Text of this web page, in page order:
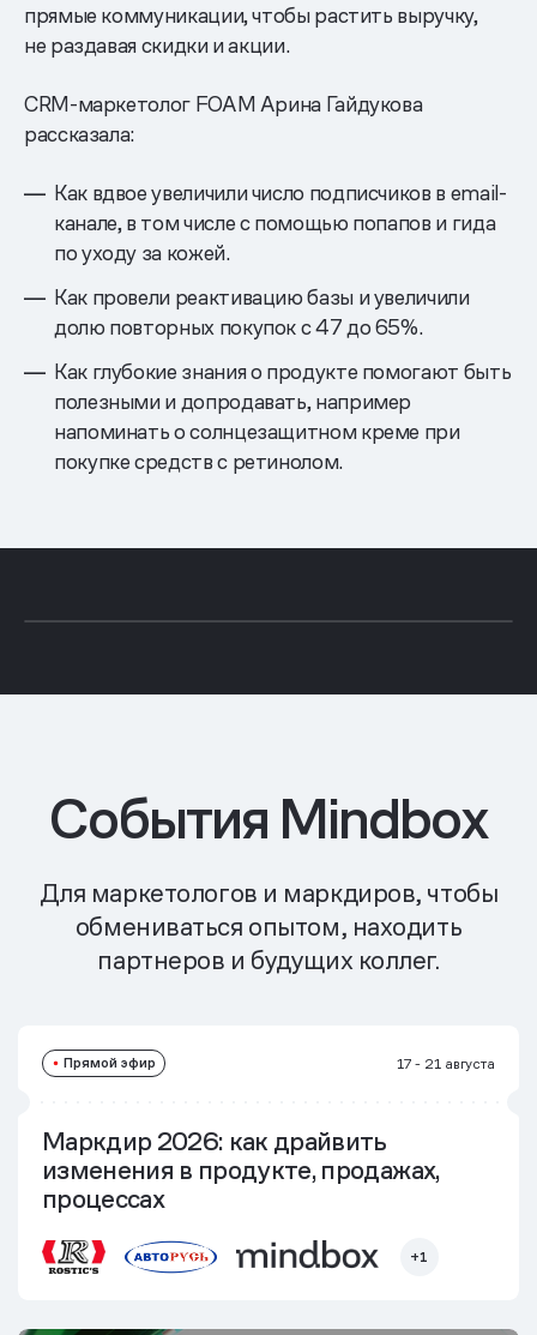
прямые коммуникации, чтобы растить выручку,
не раздавая скидки и акции.
CRM-маркетолог FOAM Арина Гайдукова
рассказала:
Как вдвое увеличили число подписчиков в email-
канале, в том числе с помощью попапов и гида
по уходу за кожей.
Как провели реактивацию базы и увеличили
долю повторных покупок с 47 до 65%.
Как глубокие знания о продукте помогают быть
полезными и допродавать, например
напоминать о солнцезащитном креме при
покупке средств с ретинолом.
События Mindbox
Для маркетологов и маркдиров, чтобы
обмениваться опытом, находить
партнеров и будущих коллег.
Прямой эфир 17 - 21 августа
+1
Маркдир 2026: как драйвить
изменения в продукте, продажах,
процессах